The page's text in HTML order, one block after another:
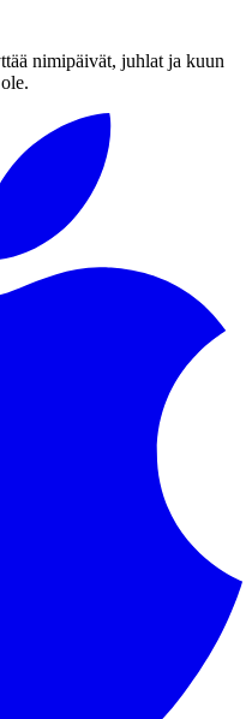
nimipäivät, juhlat ja kuun